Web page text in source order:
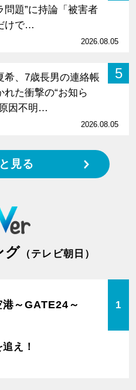
問題”に持論「被害者
けで…
2026.08.05
5
希、7歳長男の連絡帳
れた衝撃の“お知ら
因不明…
2026.08.05
見る
グ （テレビ朝日）
港～GATE24～ 1
え！